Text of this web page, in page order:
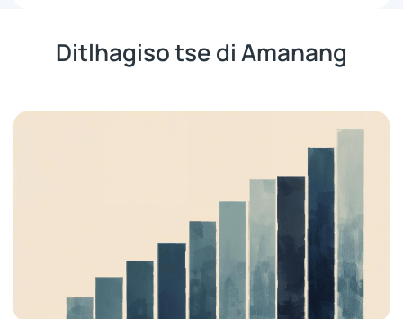
Ditlhagiso tse di Amanang